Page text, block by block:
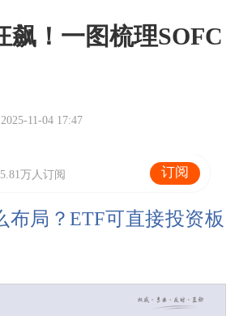
飙！一图梳理SOFC
2025-11-04 17:47
5.81万人订阅 订阅
布局？ETF可直接投资板